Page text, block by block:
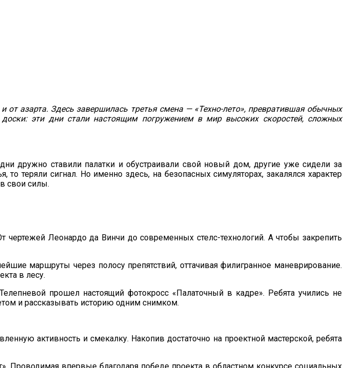
азарта. Здесь завершилась третья смена — «Техно-лето», превратившая обычных
эти дни стали настоящим погружением в мир высоких скоростей, сложных
дружно ставили палатки и обустраивали свой новый дом, другие уже сидели за
теряли сигнал. Но именно здесь, на безопасных симуляторах, закалялся характер
свои силы.
Леонардо да Винчи до современных стелс-технологий. А чтобы закрепить
маршруты через полосу препятствий, оттачивая филигранное маневрирование.
в лесу.
прошел настоящий фотокросс «Палаточный в кадре». Ребята учились не
и рассказывать историю одним снимком.
активность и смекалку. Накопив достаточно на проектной мастерской, ребята